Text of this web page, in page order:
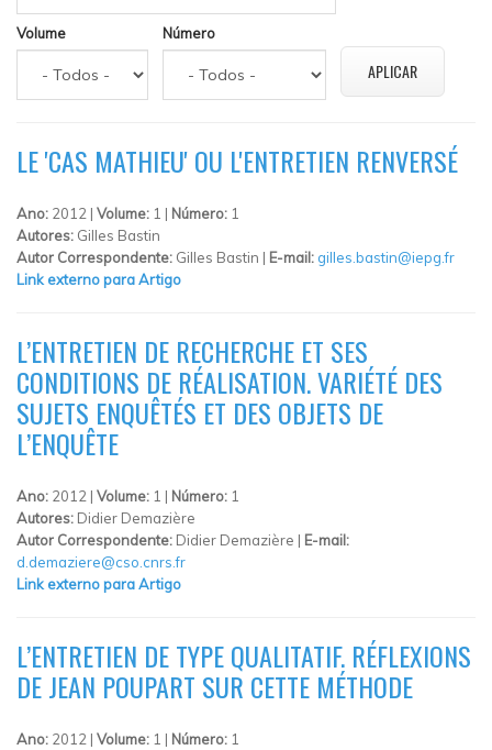
Volume Número
LE 'CAS MATHIEU' OU L'ENTRETIEN RENVERSÉ
Ano: 2012 | Volume: 1 | Número: 1
Autores: Gilles Bastin
Autor Correspondente: Gilles Bastin | E-mail: gilles.bastin@iepg.fr
Link externo para Artigo
L’ENTRETIEN DE RECHERCHE ET SES
CONDITIONS DE RÉALISATION. VARIÉTÉ DES
SUJETS ENQUÊTÉS ET DES OBJETS DE
L’ENQUÊTE
Ano: 2012 | Volume: 1 | Número: 1
Autores: Didier Demazière
Autor Correspondente: Didier Demazière | E-mail:
d.demaziere@cso.cnrs.fr
Link externo para Artigo
L’ENTRETIEN DE TYPE QUALITATIF. RÉFLEXIONS
DE JEAN POUPART SUR CETTE MÉTHODE
Ano: 2012 | Volume: 1 | Número: 1